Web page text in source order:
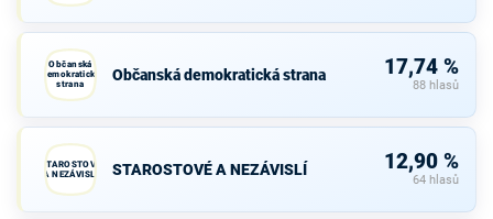
Občanská
demokratická
strana
Občanská demokratická strana 17,74 %
88 hlasů
STAROSTOVÉ
A NEZÁVISLÍ
STAROSTOVÉ A NEZÁVISLÍ 12,90 %
64 hlasů